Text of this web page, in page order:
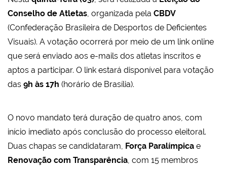
Conselho de Atletas, organizada pela CBDV
(Confederação Brasileira de Desportos de Deficientes
Visuais). A votação ocorrerá por meio de um link online
que será enviado aos e-mails dos atletas inscritos e
aptos a participar. O link estará disponível para votação
das 9h às 17h (horário de Brasília).
O novo mandato terá duração de quatro anos, com
início imediato após conclusão do processo eleitoral.
Duas chapas se candidataram, Força Paralímpica e
Renovação com Transparência, com 15 membros